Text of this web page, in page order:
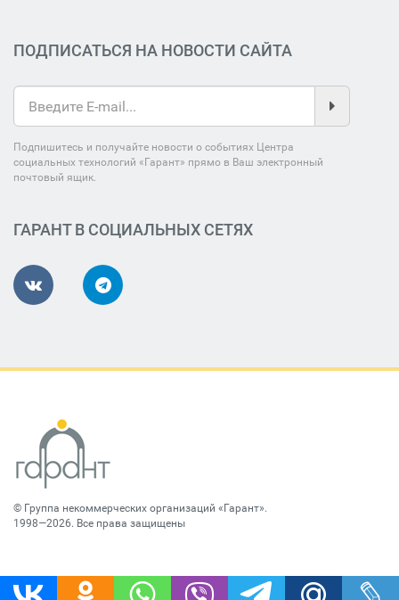
ПОДПИСАТЬСЯ НА НОВОСТИ САЙТА
Подпишитесь и получайте новости о событиях Центра
социальных технологий «Гарант» прямо в Ваш электронный
почтовый ящик.
ГАРАНТ В СОЦИАЛЬНЫХ СЕТЯХ
© Группа некоммерческих организаций «Гарант».
1998—2026. Все права защищены